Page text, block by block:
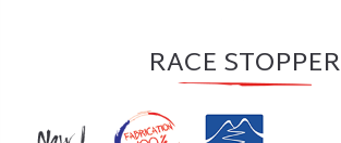
RACE STOPPER